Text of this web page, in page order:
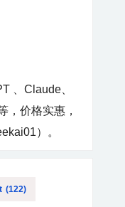
、Claude、
，价格实惠，
）。
(122)